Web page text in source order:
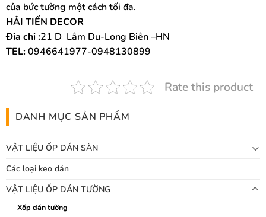
của bức tường một cách tối đa.
HẢI TIẾN DECOR
Đia chi :21 D Lâm Du-Long Biên –HN
TEL:0946641977-0948130899
Rate this product
DANH MỤC SẢN PHẨM
VẬT LIỆU ỐP DÁN SÀN
Các loại keo dán
VẬT LIỆU ỐP DÁN TƯỜNG
Xốp dán tường